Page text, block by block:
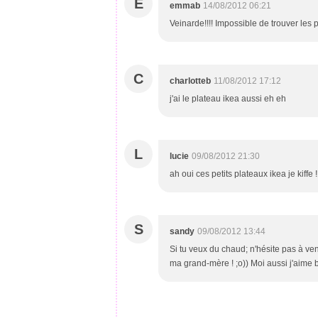
E emmab 14/08/2012 06:21
Veinarde!!!! Impossible de trouver les
C charlotteb 11/08/2012 17:12
j'ai le plateau ikea aussi eh eh
L lucie 09/08/2012 21:30
ah oui ces petits plateaux ikea je kiffe
S sandy 09/08/2012 13:44
Si tu veux du chaud; n'hésite pas à
ma grand-mère ! ;o)) Moi aussi j'aime